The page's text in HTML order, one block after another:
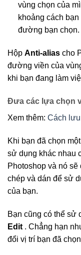
vùng chọn của
khoảng cách
đường bạn chọn.
Hộp Anti-alias cho
đường viền của
khi bạn đang làm
Đưa các lựa chọn
Xem thêm: Cách
Khi bạn đã chọn
sử dụng khác nhau
Photoshop và nó
chép và dán để sử
của bạn.
Bạn cũng có thể sử
Edit . Chẳng hạn
đổi vị trí bạn đã